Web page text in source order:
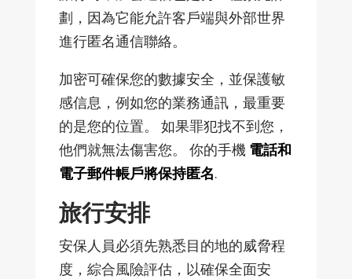
劃，因為它能允許客戶端與外部世界
進行匿名通信聯絡。
加密可確保您的數據安全，並保護敏
感信息，例如您的業務通訊，最重要
的是您的位置。 如果罪犯找不到您，
他們就無法傷害您。 你的手機 電話和
電子郵件帳戶將保持匿名.
旅行安排
安保人員必須先熟悉目的地的威脅程
度，綜合風險評估，以確保全面安